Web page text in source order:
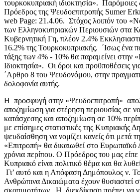
τουρκοκυπριακή ιδιοκτησία». Παρόμοιες
Πρόεδρος της Ψευδοεπιτροπής Sumer
web Page: 21.4.06. Στόχος λοιπόν του
των Ελληνοκυπριακών Περιουσιών στα
Κυβερνητική Γη, πλέον 2.4%
16.2% της Τουρκοκυπριακής. ΄Ισως ένα
τάξης των 4% - 10% θα παραμείνει στην
Ιδιοκτησία». Οι όροι και προϋποθέσεις
΄Αρθρο 8 του Ψευδονόμου, στην
δολοφονία αυτής.
Η προσφυγή στην «Ψευδοεπιτροπή»
αποζημίωση για στέρηση περιουσίας σε
κατάσχεσης και αποζημίωση σε 10%
με επίσημες στατιστικές της Κυπριακής
ψευδαίσθηση να νομίζει κανείς ότι μετά
«Επιτροπή» θα δικαιωθεί στο Ευρωπαϊκό
χρόνια περίπου. Ο Πρόεδρος του μας είπε
Κυπριακό είναι πολιτικό θέμα και θα
Γι’ αυτό και η Απόφαση Δημόπουλος ν.
Ανθρώπινα Δικαιώματα έχουν θυσιαστεί
σκοπιμοτήτων. Η διεκδίκηση πρέπει να